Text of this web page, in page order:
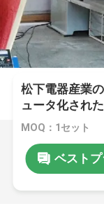
松下電器産業
ュータ化され
MOQ：1セット
ベスト